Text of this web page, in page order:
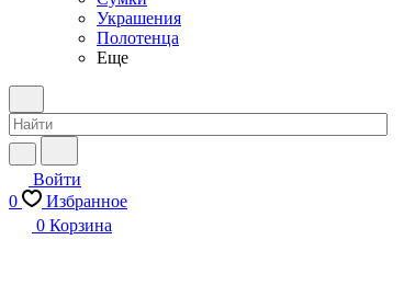
Украшения
Полотенца
Еще
Войти
0
Избранное
0 Корзина